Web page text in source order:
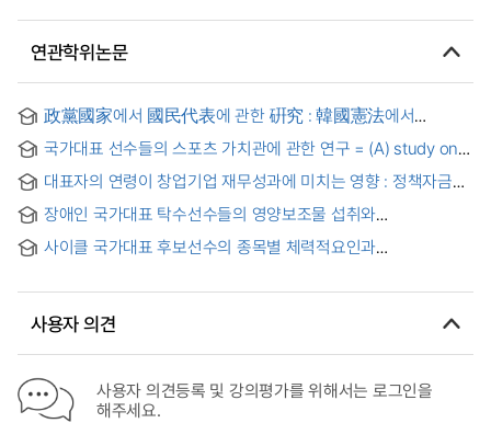
연관학위논문
政黨國家에서 國民代表에 관한 硏究 : 韓國憲法에서
全國區國會議員의 比例代表性을 中心으로 = (A) study on
the representation of the people in the political party state
국가대표 선수들의 스포츠 가치관에 관한 연구 = (A) study on
the national sports team athletes' the view of sports value
대표자의 연령이 창업기업 재무성과에 미치는 영향 : 정책자금
지원을 중심으로
장애인 국가대표 탁수선수들의 영양보조물 섭취와
도핑교육실태에 관한 연구 = Study on the Intake of
Nutritional Supplements and Real Situation of Doping
Disabilities
사이클 국가대표 후보선수의 종목별 체력적요인과
사용자 의견
사용자 의견등록 및 강의평가를 위해서는 로그인을
해주세요.